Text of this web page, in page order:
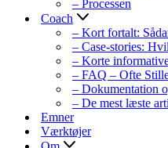
– Processen
Coach
– Kort fortalt:
– Case-stories:
– Korte
– FAQ – Ofte
– Dokumentation
– De mest læste
Emner
Værktøjer